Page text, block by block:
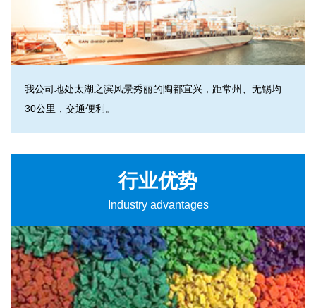
我公司地处太湖之滨风景秀丽的陶都宜兴，距常州、无锡均
30公里，交通便利。
行业优势
Industry advantages